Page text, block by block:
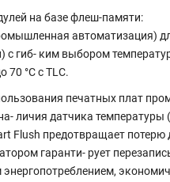
на базе флеш-памяти:
автоматизация)
гиб- ким выбором
70 °C с TLC.
печатных плат
личия датчика
Flush предотвращает
гаранти- рует
энергопотреблением,